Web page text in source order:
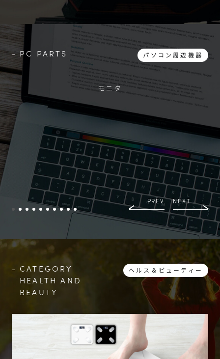
PC PARTS パソコン周辺機器
モニタ
PREV NEXT
CATEGORY
HEALTH AND
BEAUTY
ヘルス＆ビューティー